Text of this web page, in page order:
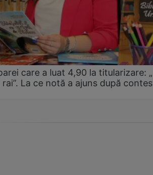
care a luat 4,90 la titularizare:
La ce notă a ajuns după